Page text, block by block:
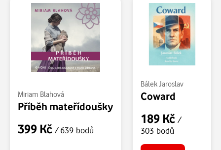
Miriam Blahová
Příběh mateřídoušky
399 Kč / 639 bodů
Bálek Jaroslav
Coward
189 Kč /
303 bodů